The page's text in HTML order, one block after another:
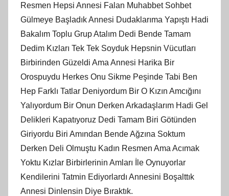
Resmen Hepsi Annesi Falan Muhabbet Sohbet
Gülmeye Başladık Annesi Dudaklarıma Yapıştı Hadi
Bakalım Toplu Grup Atalım Dedi Bende Tamam
Dedim Kızları Tek Tek Soyduk Hepsnin Vücutları
Birbirinden Güzeldi Ama Annesi Harika Bir
Orospuydu Herkes Onu Sikme Peşinde Tabi Ben
Hep Farklı Tatlar Deniyordum Bir O Kızın Amcığını
Yalıyordum Bir Onun Derken Arkadaşlarım Hadi Gel
Delikleri Kapatıyoruz Dedi Tamam Biri Götünden
Giriyordu Biri Amından Bende Ağzına Soktum
Derken Deli Olmuştu Kadın Resmen Ama Acımak
Yoktu Kızlar Birbirlerinin Amları İle Oynuyorlar
Kendilerini Tatmin Ediyorlardı Annesini Boşalttık
Annesi Dinlensin Diye Bıraktık.